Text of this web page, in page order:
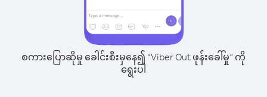
စကားပြောဆိုမှု ခေါင်းစီးမှနေ၍ “Viber Out ဖုန်းခေါ်မှု” ကို
ရွေးပါ